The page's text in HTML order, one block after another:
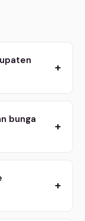
+
bunga
+
+